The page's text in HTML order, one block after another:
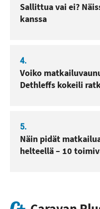
Sallittua vai ei?
kanssa
4.
Voiko
Dethleffs kokeili
5.
Näin pidät
helteellä – 10